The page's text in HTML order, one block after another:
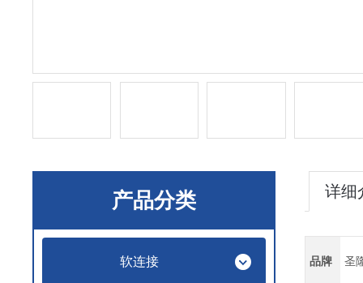
产品分类
软连接
详细
品牌 圣